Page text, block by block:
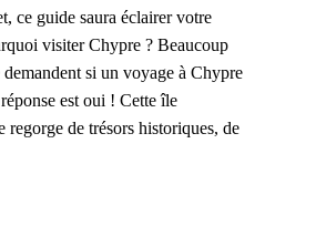
ce guide saura éclairer votre
visiter Chypre ? Beaucoup
demandent si un voyage à Chypre
est oui ! Cette île
regorge de trésors historiques, de